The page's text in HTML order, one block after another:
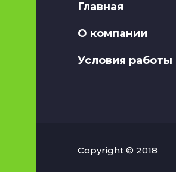
Главная
О компании
Условия работы
Copyright © 2018